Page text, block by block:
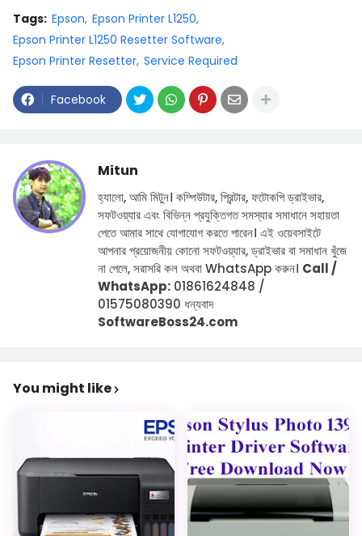
Tags: Epson Epson Printer L1250
Epson Printer L1250 Resetter Software
Epson Printer Resetter Service Required
Facebook
Mitun
হ্যালো, আমি মিটুন। কম্পিউটার, প্রিন্টার, ফটোকপি ড্রাইভার,
সফটওয়্যার এবং বিভিন্ন প্রযুক্তিগত সমস্যার সমাধানে সহায়তা
পেতে আমার সাথে যোগাযোগ করতে পারেন। এই ওয়েবসাইটে
আপনার প্রয়োজনীয় কোনো সফটওয়্যার, ড্রাইভার বা সমাধান খুঁজে
না পেলে, সরাসরি কল অথবা WhatsApp করুন। Call /
WhatsApp: 01861624848 /
01575080390 ধন্যবাদ
SoftwareBoss24.com
You might like